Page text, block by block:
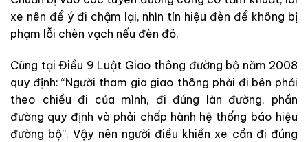
xe nên để ý đi chậm lại, nhìn tín hiệu đèn để không bị
phạm lỗi chèn vạch nếu đèn đỏ.
Cũng tại Điều 9 Luật Giao thông đường bộ năm 2008
quy định: “Người tham gia giao thông phải đi bên phải
theo chiều đi của mình, đi đúng làn đường, phần
đường quy định và phải chấp hành hệ thống báo hiệu
đường bộ”. Vậy nên người điều khiển xe cần đi đúng